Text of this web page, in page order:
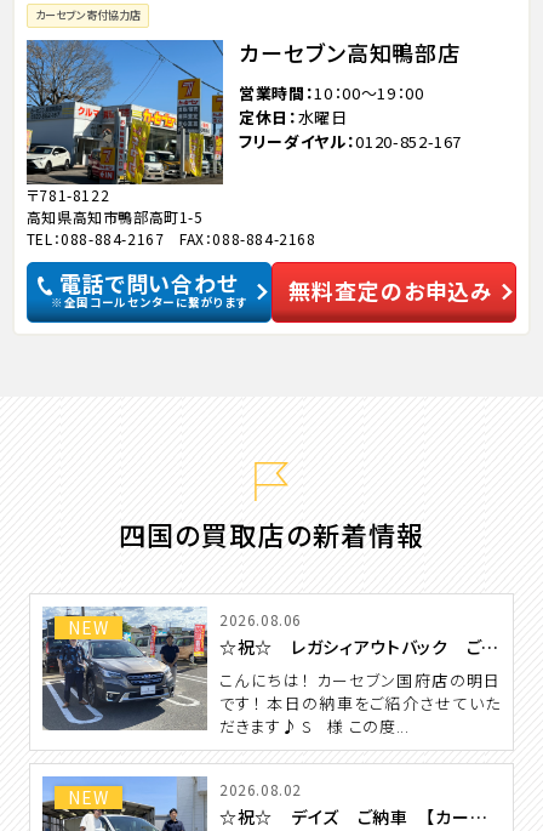
カーセブン寄付協力店
カーセブン高知鴨部店
営業時間 10：00～19：00
定休日 水曜日
フリーダイヤル 0120-852-167
〒781-8122
高知県高知市鴨部高町1-5
TEL：088-884-2167 FAX：088-884-2168
電話で問い合わせ
※全国コールセンターに繋がります 無料査定のお申込み
四国の買取店の新着情報
NEW 2026.08.06
☆祝☆ レガシィアウトバック ご納車 【カーセブン国府店】
こんにちは！ カーセブン国府店の明日
です！ 本日の納車をご紹介させていた
だきます♪ S 様 この度...
NEW 2026.08.02
☆祝☆ デイズ ご納車 【カーセブン国府店】